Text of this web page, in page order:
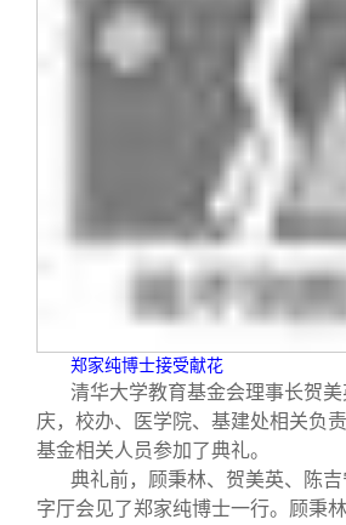
郑家纯博士接受献花
清华大学教育基金会理事长贺
庆，校办、医学院、基建处相关负
基金相关人员参加了典礼。
典礼前，顾秉林、贺美英、陈
字厅会见了郑家纯博士一行。顾秉